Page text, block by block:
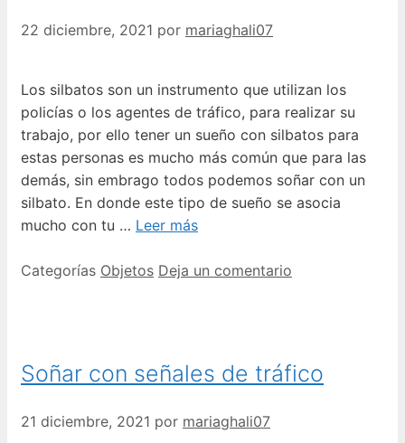
22 diciembre, 2021 por mariaghali07
Los silbatos son un instrumento que utilizan los
policías o los agentes de tráfico, para realizar su
trabajo, por ello tener un sueño con silbatos para
estas personas es mucho más común que para las
demás, sin embrago todos podemos soñar con un
silbato. En donde este tipo de sueño se asocia
mucho con tu … Leer más
Categorías Objetos Deja un comentario
Soñar con señales de tráfico
21 diciembre, 2021 por mariaghali07